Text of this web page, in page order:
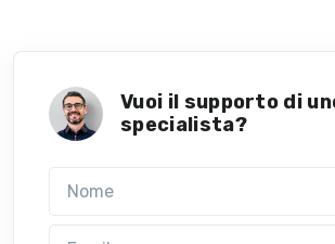
Vuoi il supporto di
specialista?